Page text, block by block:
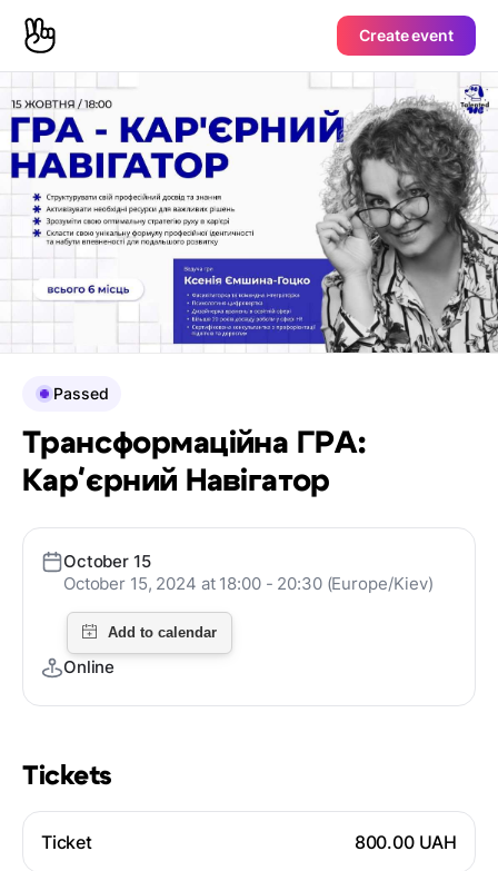
Create event
Tickets
Ticket 800.00 UAH
Passed
Трансформаційна ГРА:
Кар'єрний Навігатор
October 15
October 15, 2024 at 18:00 - 20:30 (Europe/Kiev)
Online